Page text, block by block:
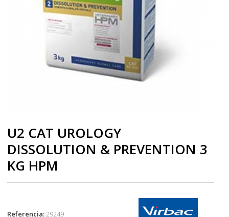
U2 CAT UROLOGY
DISSOLUTION & PREVENTION 3
KG HPM
Referencia:29249